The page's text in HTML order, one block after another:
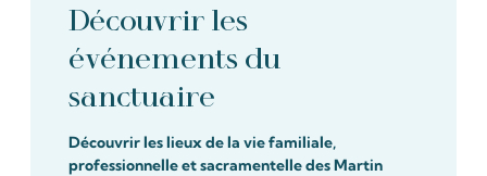
Découvrir les
événements du
sanctuaire
Découvrir les lieux de la vie familiale,
professionnelle et sacramentelle des Martin